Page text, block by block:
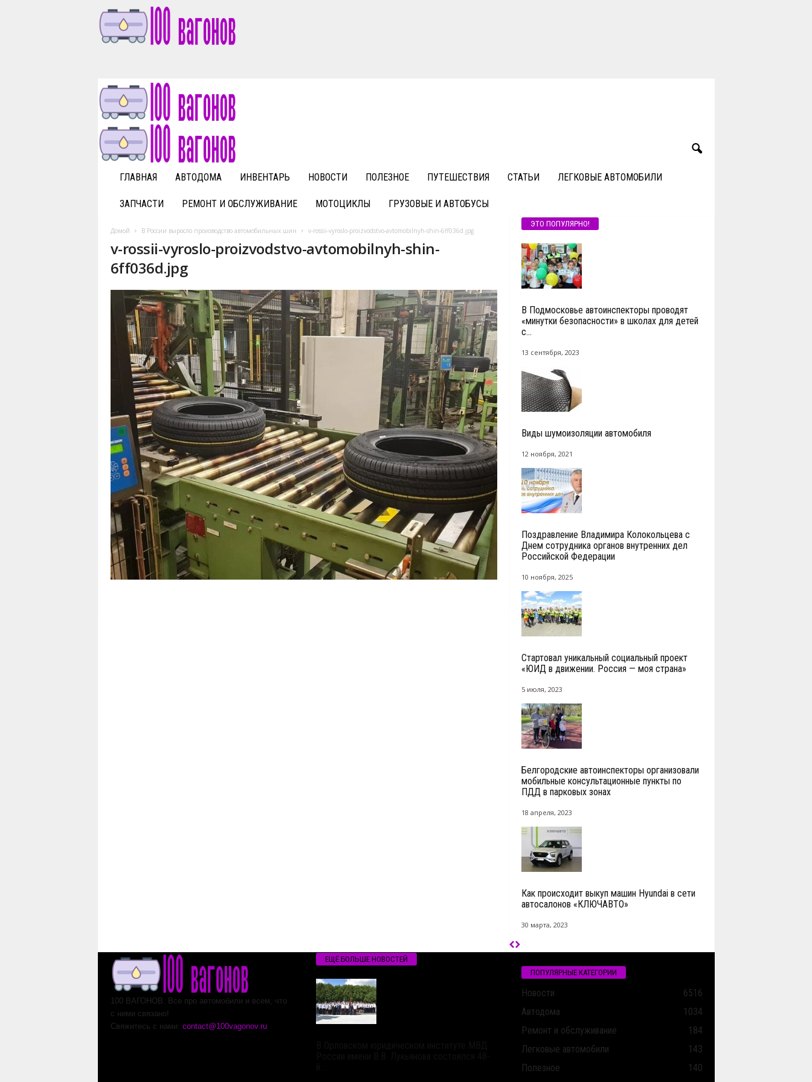
v
a
n
o
ГЛАВНАЯ АВТОДОМА ИНВЕНТАРЬ НОВОСТИ ПОЛЕЗНОЕ ПУТЕШЕСТВИЯ СТАТЬИ ЛЕГКОВЫЕ АВТОМОБИЛИ
ЗАПЧАСТИ РЕМОНТ И ОБСЛУЖИВАНИЕ МОТОЦИКЛЫ ГРУЗОВЫЕ И АВТОБУСЫ
Домой В России выросло производство автомобильных шин v-rossii-vyroslo-proizvodstvo-avtomobilnyh-shin-6ff036d.jpg
v-rossii-vyroslo-proizvodstvo-avtomobilnyh-shin-
6ff036d.jpg
ЭТО ПОПУЛЯРНО!
В Подмосковье автоинспекторы проводят
«минутки безопасности» в школах для детей
с...
13 сентября, 2023
Виды шумоизоляции автомобиля
12 ноября, 2021
Поздравление Владимира Колокольцева с
Днем сотрудника органов внутренних дел
Российской Федерации
10 ноября, 2025
Стартовал уникальный социальный проект
«ЮИД в движении. Россия — моя страна»
5 июля, 2023
Белгородские автоинспекторы организовали
мобильные консультационные пункты по
ПДД в парковых зонах
18 апреля, 2023
Как происходит выкуп машин Hyundai в сети
автосалонов «КЛЮЧАВТО»
30 марта, 2023
100 ВАГОНОВ. Все про автомобили и всем, что
с ними связано!
Свяжитесь с нами: contact@100vagonov.ru
ЕЩЁ БОЛЬШЕ НОВОСТЕЙ
ПОПУЛЯРНЫЕ КАТЕГОРИИ
Новости
6516
Автодома
1034
Ремонт и обслуживание
184
Легковые автомобили
143
Полезное
140